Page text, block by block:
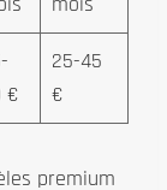
€
25-45
€
premium